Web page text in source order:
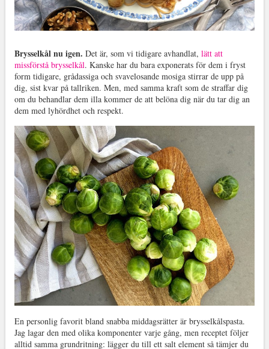
Brysselkål nu igen. Det är, som vi tidigare avhandlat, lätt att
missförstå brysselkål. Kanske har du bara exponerats för dem i fryst
form tidigare, grådassiga och svavelosande mosiga stirrar de upp på
dig, sist kvar på tallriken. Men, med samma kraft som de straffar dig
om du behandlar dem illa kommer de att belöna dig när du tar dig an
dem med lyhördhet och respekt.
En personlig favorit bland snabba middagsrätter är brysselkålspasta.
Jag lagar den med olika komponenter varje gång, men receptet följer
alltid samma grundritning: lägger du till ett salt element så tämjer du